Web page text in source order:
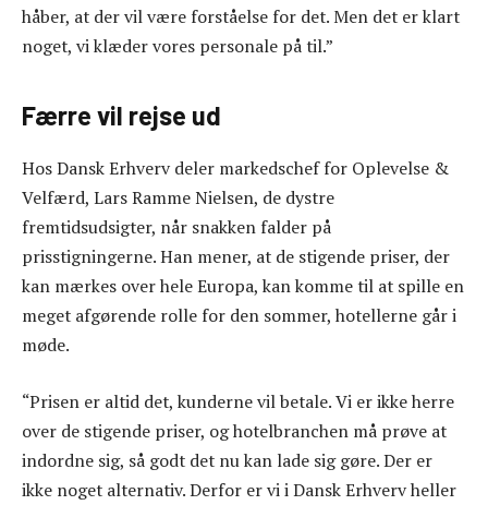
håber, at der vil være forståelse for det. Men det er klart
noget, vi klæder vores personale på til.”
Færre vil rejse ud
Hos Dansk Erhverv deler markedschef for Oplevelse &
Velfærd, Lars Ramme Nielsen, de dystre
fremtidsudsigter, når snakken falder på
prisstigningerne. Han mener, at de stigende priser, der
kan mærkes over hele Europa, kan komme til at spille en
meget afgørende rolle for den sommer, hotellerne går i
møde.
“Prisen er altid det, kunderne vil betale. Vi er ikke herre
over de stigende priser, og hotelbranchen må prøve at
indordne sig, så godt det nu kan lade sig gøre. Der er
ikke noget alternativ. Derfor er vi i Dansk Erhverv heller